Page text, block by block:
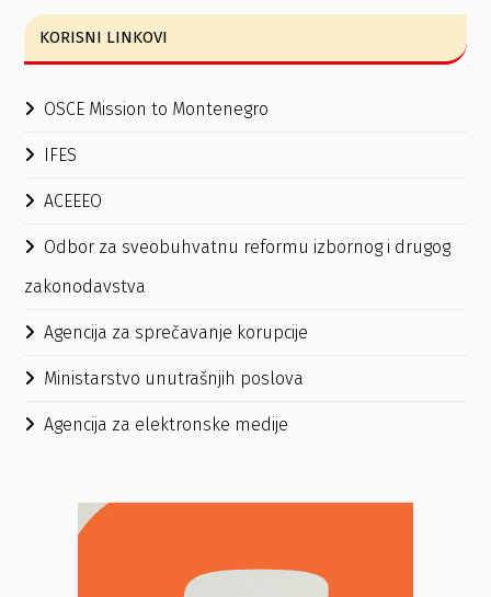
KORISNI LINKOVI
OSCE Mission to Montenegro
IFES
ACEEEO
Odbor za sveobuhvatnu reformu izbornog i drugog
zakonodavstva
Agencija za sprečavanje korupcije
Ministarstvo unutrašnjih poslova
Agencija za elektronske medije